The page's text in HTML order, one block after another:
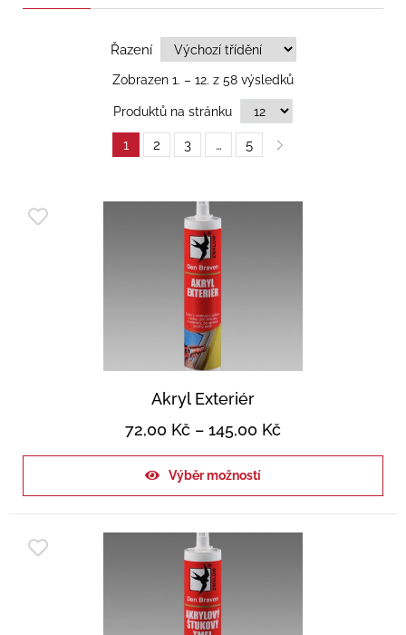
Řazení
Zobrazen 1. – 12. z 58 výsledků
Produktů na stránku
1 2 3 … 5
Akryl Exteriér
72,00 Kč – 145,00 Kč
Výběr možností